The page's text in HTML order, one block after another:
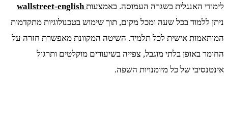
לימודי האנגלית בשגרה העמוסה. באמצעות
ניתן ללמוד בכל שעה ומכל מקום, תוך שימוש בטכנולוגיות מתקדמות
המותאמות אישית לכל תלמיד. השיטה המקוונת מאפשרת חזרה על
החומר באופן בלתי מוגבל, צפייה בשיעורים מוקלטים ותרגול
אינטנסיבי של כל מיומנויות השפה.